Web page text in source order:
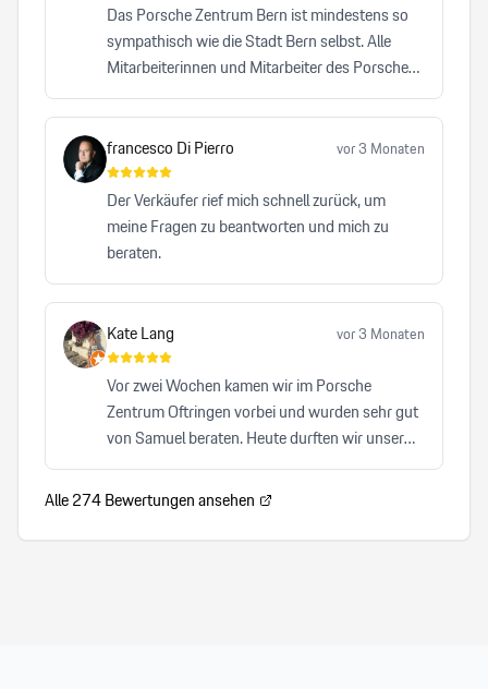
Das Porsche Zentrum Bern ist mindestens so
sympathisch wie die Stadt Bern selbst. Alle
Mitarbeiterinnen und Mitarbeiter des Porsche
Zentrums Bern leisten einen bemerkenswerten
Beitrag dazu, dass die Traditionsmarke Porsche
auf höchstem Niveau repräsentiert wird. Kein
anderes Autohaus, das ich bisher besucht habe,
hat mich mit einer vergleichbaren Herzlichkeit,
Professionalität und Zuverlässigkeit überzeugt.
francesco Di Pierro vor 3 Monaten
Der Verkäufer rief mich schnell zurück, um
meine Fragen zu beantworten und mich zu
beraten.
Kate Lang vor 3 Monaten
Vor zwei Wochen kamen wir im Porsche
Zentrum Oftringen vorbei und wurden sehr gut
von Samuel beraten. Heute durften wir unser
Auto abholen und waren von A-Z zufrieden. Wir
können Samuel von Herzen und auch das
Porsche Zentrum Oftrigen sehr empfehlen.
Herzlicher, kompetenter Service, der keinen
Alle274Bewertungen ansehen